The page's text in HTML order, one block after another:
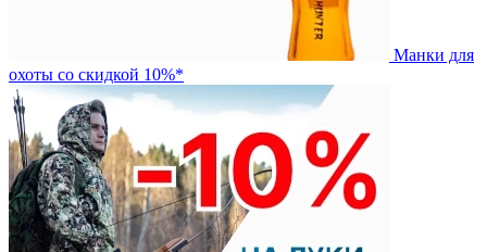
Манки для
охоты со скидкой 10%*